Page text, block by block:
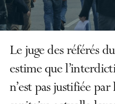
Le juge des référés
estime que
n’est pas justifiée